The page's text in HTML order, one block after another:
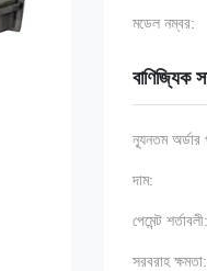
মডেল নম্বর:
বাণিজ্যিক
ন্যূনতম অর্ডার
দাম:
পেমেন্ট শর্তাবলী:
সরবরাহ ক্ষমতা: